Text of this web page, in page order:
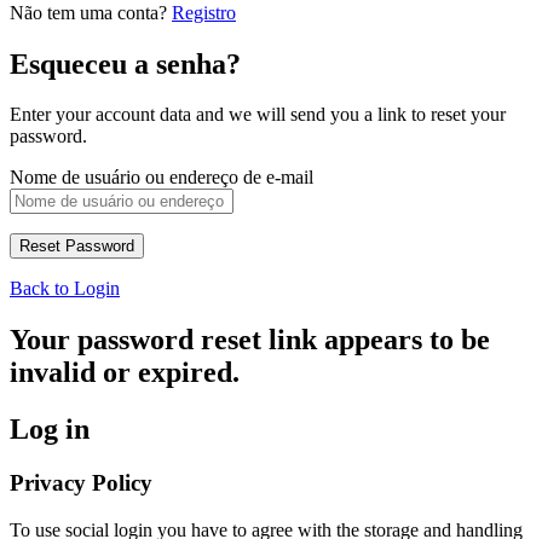
Não tem uma conta? Registro
Esqueceu a senha?
Enter your account data and we will send you a link to reset your
password.
Nome de usuário ou endereço de e-mail
Back to Login
Your password reset link appears to be
invalid or expired.
Log in
Privacy Policy
To use social login you have to agree with the storage and handling